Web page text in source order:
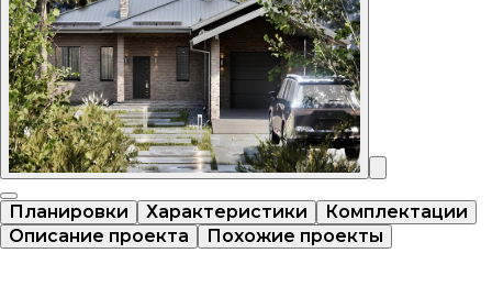
Планировки Характеристики
Комплектации
Описание проекта
Похожие проекты